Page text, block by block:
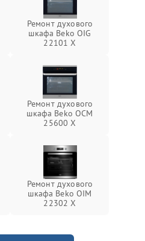
Ремонт духового
шкафа Beko OIG
22101 X
Ремонт духового
шкафа Beko OCM
25600 X
Ремонт духового
шкафа Beko OIM
22302 X